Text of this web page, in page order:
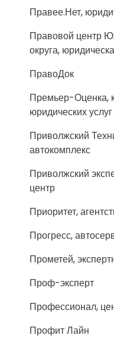
Правее.Нет,
Правовой центр
округа,
ПравоДок
Премьер-Оценка,
юридических услуг
Приволжский
автокомплекс
Приволжский
центр
Приоритет,
Прогресс,
Прометей,
Проф-эксперт
Профессионал,
Профит Лайн